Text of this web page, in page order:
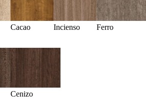
Cacao Incienso Ferro
Cenizo